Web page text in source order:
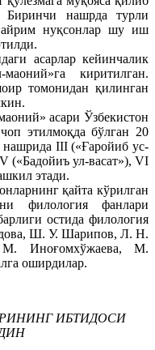
Биринчи нашрда турли
айрим нуқсонлар шу иш
асарлар кейинчалик
киритилган.
томонидан қилинган
асари Ўзбекистон
этилмоқда бўлган 20
III («Ғаройиб ус-
(«Бадойиъ ул-васат»), VI
этади.
қайта кўрилган
филология фанлари
остида филология
Ш. У. Шарипов, Л. Н.
Иноғомхўжаева, М.
оширдилар.
ИБТИДОСИ